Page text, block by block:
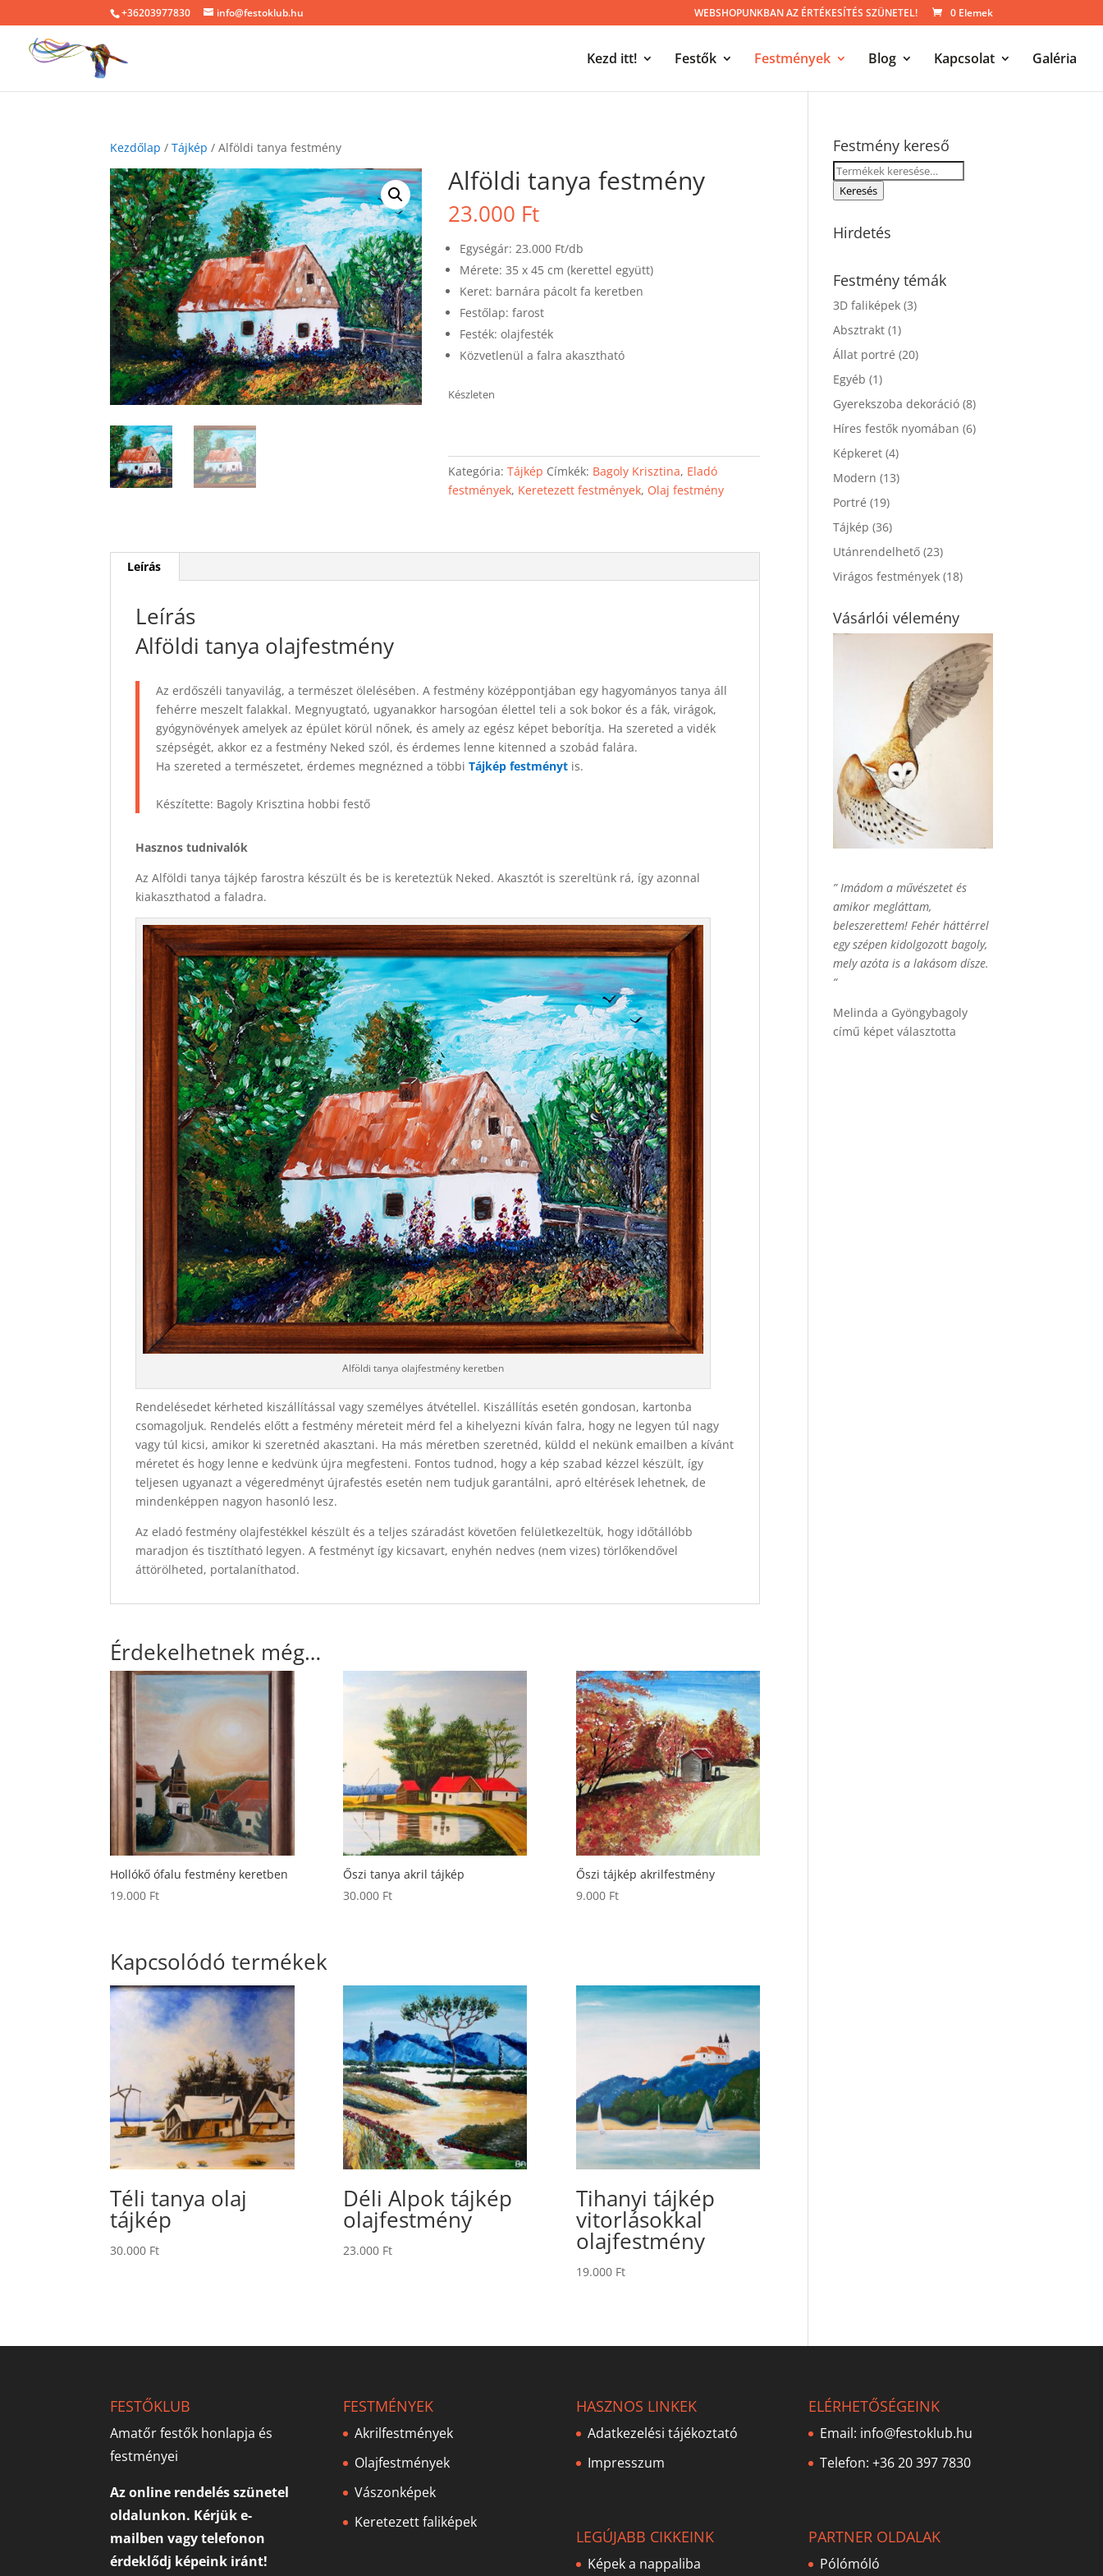
+36203977830 info@festoklub.hu WEBSHOPUNKBAN AZ ÉRTÉKESÍTÉS SZÜNETEL! 0 Elemek
Kezd itt! Festők Festmények Blog Kapcsolat Galéria
Kezdőlap /Tájkép / Alföldi tanya festmény
Alföldi tanya festmény
23.000 Ft
Egységár: 23.000 Ft/db
Mérete: 35 x 45 cm (kerettel együtt)
Keret: barnára pácolt fa keretben
Festőlap: farost
Festék: olajfesték
Közvetlenül a falra akasztható
Készleten
Kategória:Tájkép Címkék: Bagoly Krisztina, Eladó
festmények, Keretezett festmények, Olaj festmény
Leírás
Leírás
Alföldi tanya olajfestmény
Az erdőszéli tanyavilág, a természet ölelésében. A festmény középpontjában egy hagyományos tanya áll
fehérre meszelt falakkal. Megnyugtató, ugyanakkor harsogóan élettel teli a sok bokor és a fák, virágok,
gyógynövények amelyek az épület körül nőnek, és amely az egész képet beborítja. Ha szereted a vidék
szépségét, akkor ez a festmény Neked szól, és érdemes lenne kitenned a szobád falára.
Ha szereted a természetet, érdemes megnézned a többiTájkép festményt is.
Készítette: Bagoly Krisztina hobbi festő
Hasznos tudnivalók
Az Alföldi tanya tájkép farostra készült és be is kereteztük Neked. Akasztót is szereltünk rá, így azonnal
kiakaszthatod a faladra.
Alföldi tanya olajfestmény keretben
Rendelésedet kérheted kiszállítással vagy személyes átvétellel. Kiszállítás esetén gondosan, kartonba
csomagoljuk. Rendelés előtt a festmény méreteit mérd fel a kihelyezni kíván falra, hogy ne legyen túl nagy
vagy túl kicsi, amikor ki szeretnéd akasztani. Ha más méretben szeretnéd, küldd el nekünk emailben a kívánt
méretet és hogy lenne e kedvünk újra megfesteni. Fontos tudnod, hogy a kép szabad kézzel készült, így
teljesen ugyanazt a végeredményt újrafestés esetén nem tudjuk garantálni, apró eltérések lehetnek, de
mindenképpen nagyon hasonló lesz.
Az eladó festmény olajfestékkel készült és a teljes száradást követően felületkezeltük, hogy időtállóbb
maradjon és tisztítható legyen. A festményt így kicsavart, enyhén nedves (nem vizes) törlőkendővel
áttörölheted, portalaníthatod.
Érdekelhetnek még…
Hollókő ófalu festmény keretben
19.000 Ft
Őszi tanya akril tájkép
30.000 Ft
Őszi tájkép akrilfestmény
9.000 Ft
Kapcsolódó termékek
Téli tanya olaj
tájkép
30.000 Ft
Déli Alpok tájkép
olajfestmény
23.000 Ft
Tihanyi tájkép
vitorlásokkal
olajfestmény
19.000 Ft
Festmény kereső
Keresés
a Keresés
Hirdetés
Festmény témák
3D faliképek (3)
Absztrakt (1)
Állat portré (20)
Egyéb (1)
Gyerekszoba dekoráció (8)
Híres festők nyomában (6)
Képkeret (4)
Modern (13)
Portré (19)
Tájkép (36)
Utánrendelhető (23)
Virágos festmények (18)
Vásárlói vélemény
” Imádom a művészetet és
amikor megláttam,
beleszerettem! Fehér háttérrel
egy szépen kidolgozott bagoly,
mely azóta is a lakásom dísze.
“
Melinda a Gyöngybagoly
című képet választotta
FESTŐKLUB
Amatőr festők honlapja és
festményei
Az online rendelés szünetel
oldalunkon. Kérjük e-
mailben vagy telefonon
érdeklődj képeink iránt!
FESTMÉNYEK
Akrilfestmények
Olajfestmények
Vászonképek
Keretezett faliképek
HASZNOS LINKEK
Adatkezelési tájékoztató
Impresszum
LEGÚJABB CIKKEINK
Képek a nappaliba
ELÉRHETŐSÉGEINK
Email: info@festoklub.hu
Telefon: +36 20 397 7830
PARTNER OLDALAK
Pólómóló